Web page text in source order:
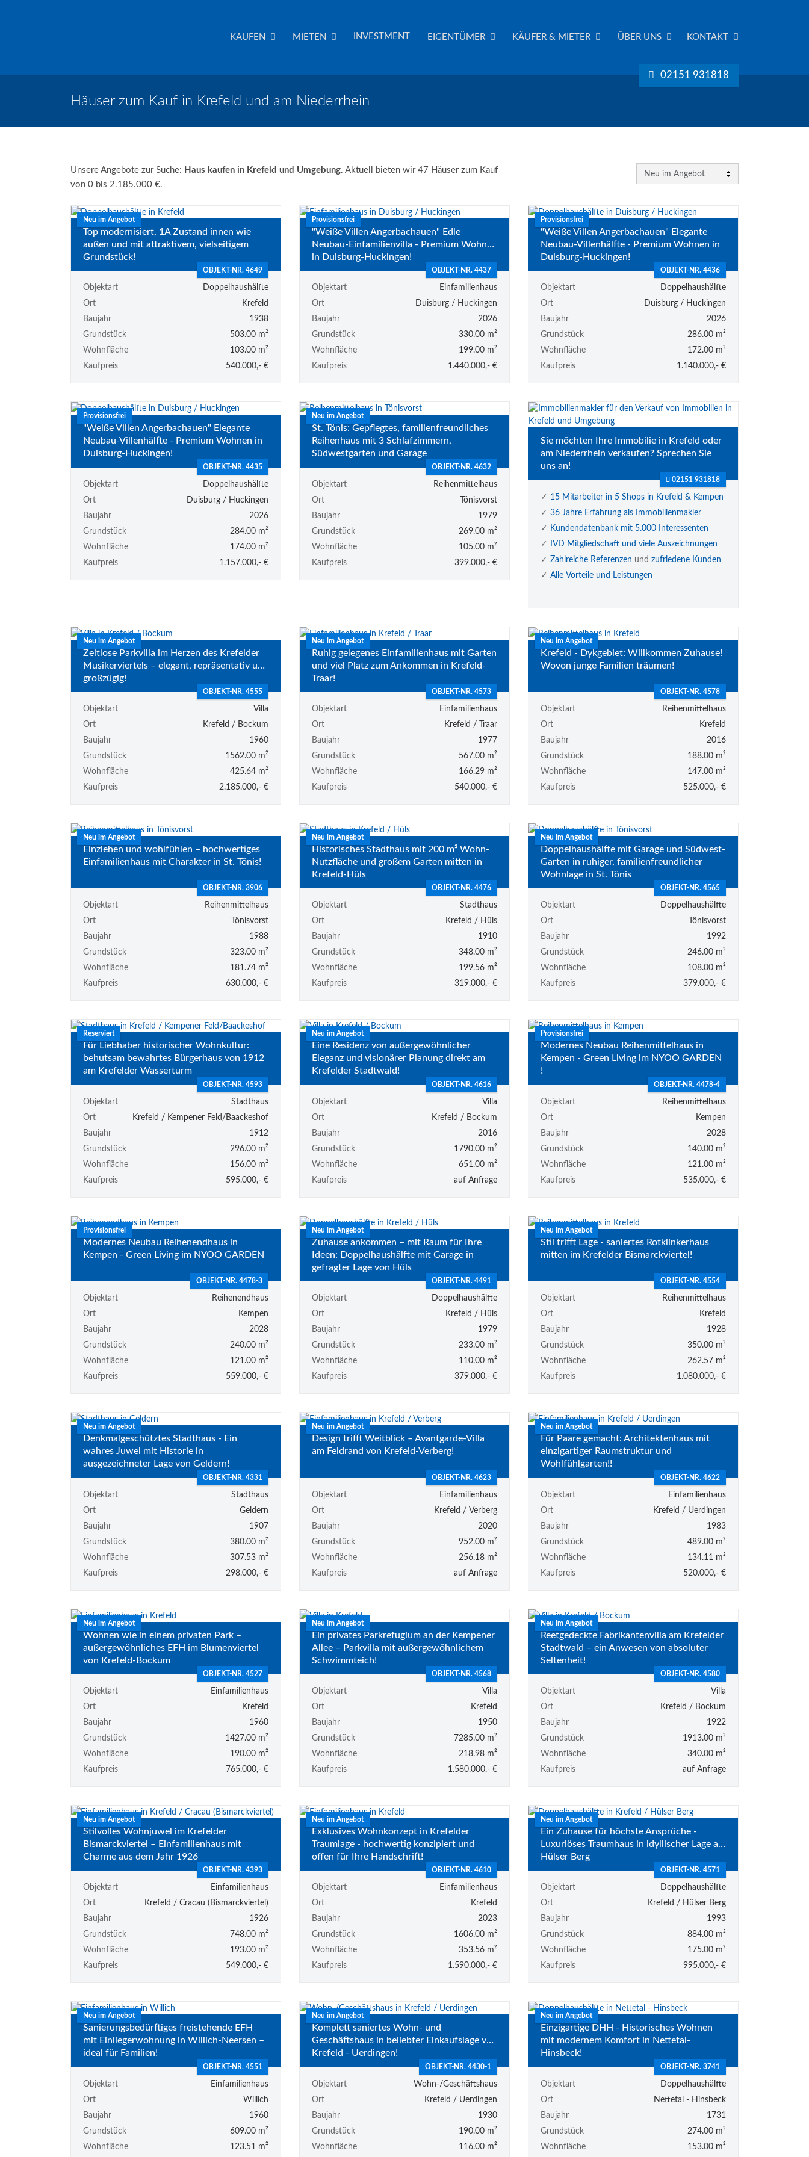
02151 931818
KAUFEN MIETEN INVESTMENT EIGENTÜMER KÄUFER & MIETER ÜBER UNS KONTAKT
Häuser zum Kauf in Krefeld und am Niederrhein
Unsere Angebote zur Suche: Haus kaufen in Krefeld und Umgebung. Aktuell bieten wir 47 Häuser zum Kauf
von 0 bis 2.185.000 €.
Neu im Angebot
Top modernisiert, 1A Zustand innen wie
außen und mit attraktivem, vielseitigem
Grundstück!
OBJEKT-NR. 4649
Objektart
Doppelhaushälfte
Ort
Krefeld
Baujahr
1938
Grundstück
503.00 m²
Wohnfläche
103.00 m²
Kaufpreis
540.000,- €
Provisionsfrei
"Weiße Villen Angerbachauen" Edle
Neubau-Einfamilienvilla - Premium Wohnen
in Duisburg-Huckingen!
OBJEKT-NR. 4437
Objektart
Einfamilienhaus
Ort
Duisburg / Huckingen
Baujahr
2026
Grundstück
330.00 m²
Wohnfläche
199.00 m²
Kaufpreis
1.440.000,- €
Provisionsfrei
"Weiße Villen Angerbachauen" Elegante
Neubau-Villenhälfte - Premium Wohnen in
Duisburg-Huckingen!
OBJEKT-NR. 4436
Objektart
Doppelhaushälfte
Ort
Duisburg / Huckingen
Baujahr
2026
Grundstück
286.00 m²
Wohnfläche
172.00 m²
Kaufpreis
1.140.000,- €
Provisionsfrei
"Weiße Villen Angerbachauen" Elegante
Neubau-Villenhälfte - Premium Wohnen in
Duisburg-Huckingen!
OBJEKT-NR. 4435
Objektart
Doppelhaushälfte
Ort
Duisburg / Huckingen
Baujahr
2026
Grundstück
284.00 m²
Wohnfläche
174.00 m²
Kaufpreis
1.157.000,- €
Neu im Angebot
St. Tönis: Gepflegtes, familienfreundliches
Reihenhaus mit 3 Schlafzimmern,
Südwestgarten und Garage
OBJEKT-NR. 4632
Objektart
Reihenmittelhaus
Ort
Tönisvorst
Baujahr
1979
Grundstück
269.00 m²
Wohnfläche
105.00 m²
Kaufpreis
399.000,- €
Sie möchten Ihre Immobilie in Krefeld oder
am Niederrhein verkaufen? Sprechen Sie
uns an!
02151 931818
✓ 15 Mitarbeiter in 5 Shops in Krefeld & Kempen
✓ 36 Jahre Erfahrung als Immobilienmakler
✓
Kundendatenbank mit 5.000 Interessenten
✓
IVD Mitgliedschaft und viele Auszeichnungen
✓ Zahlreiche Referenzen und zufriedene Kunden
✓ Alle Vorteile und Leistungen
Neu im Angebot
Zeitlose Parkvilla im Herzen des Krefelder
Musikerviertels – elegant, repräsentativ und
großzügig!
OBJEKT-NR. 4555
Objektart
Villa
Ort
Krefeld / Bockum
Baujahr
1960
Grundstück
1562.00 m²
Wohnfläche
425.64 m²
Kaufpreis
2.185.000,- €
Neu im Angebot
Ruhig gelegenes Einfamilienhaus mit Garten
und viel Platz zum Ankommen in Krefeld-
Traar!
OBJEKT-NR. 4573
Objektart
Einfamilienhaus
Ort
Krefeld / Traar
Baujahr
1977
Grundstück
567.00 m²
Wohnfläche
166.29 m²
Kaufpreis
540.000,- €
Neu im Angebot
Krefeld - Dykgebiet: Willkommen Zuhause!
Wovon junge Familien träumen!
OBJEKT-NR. 4578
Objektart
Reihenmittelhaus
Ort
Krefeld
Baujahr
2016
Grundstück
188.00 m²
Wohnfläche
147.00 m²
Kaufpreis
525.000,- €
Neu im Angebot
Einziehen und wohlfühlen – hochwertiges
Einfamilienhaus mit Charakter in St. Tönis!
OBJEKT-NR. 3906
Objektart
Reihenmittelhaus
Ort
Tönisvorst
Baujahr
1988
Grundstück
323.00 m²
Wohnfläche
181.74 m²
Kaufpreis
630.000,- €
Neu im Angebot
Historisches Stadthaus mit 200 m² Wohn-
Nutzfläche und großem Garten mitten in
Krefeld-Hüls
OBJEKT-NR. 4476
Objektart
Stadthaus
Ort
Krefeld / Hüls
Baujahr
1910
Grundstück
348.00 m²
Wohnfläche
199.56 m²
Kaufpreis
319.000,- €
Neu im Angebot
Doppelhaushälfte mit Garage und Südwest-
Garten in ruhiger, familienfreundlicher
Wohnlage in St. Tönis
OBJEKT-NR. 4565
Objektart
Doppelhaushälfte
Ort
Tönisvorst
Baujahr
1992
Grundstück
246.00 m²
Wohnfläche
108.00 m²
Kaufpreis
379.000,- €
Reserviert
Für Liebhaber historischer Wohnkultur:
behutsam bewahrtes Bürgerhaus von 1912
am Krefelder Wasserturm
OBJEKT-NR. 4593
Objektart
Stadthaus
Ort
Krefeld / Kempener Feld/Baackeshof
Baujahr
1912
Grundstück
296.00 m²
Wohnfläche
156.00 m²
Kaufpreis
595.000,- €
Neu im Angebot
Eine Residenz von außergewöhnlicher
Eleganz und visionärer Planung direkt am
Krefelder Stadtwald!
OBJEKT-NR. 4616
Objektart
Villa
Ort
Krefeld / Bockum
Baujahr
2016
Grundstück
1790.00 m²
Wohnfläche
651.00 m²
Kaufpreis
auf Anfrage
Provisionsfrei
Modernes Neubau Reihenmittelhaus in
Kempen - Green Living im NYOO GARDEN
!
OBJEKT-NR. 4478-4
Objektart
Reihenmittelhaus
Ort
Kempen
Baujahr
2028
Grundstück
140.00 m²
Wohnfläche
121.00 m²
Kaufpreis
535.000,- €
Provisionsfrei
Modernes Neubau Reihenendhaus in
Kempen - Green Living im NYOO GARDEN
OBJEKT-NR. 4478-3
Objektart
Reihenendhaus
Ort
Kempen
Baujahr
2028
Grundstück
240.00 m²
Wohnfläche
121.00 m²
Kaufpreis
559.000,- €
Neu im Angebot
Zuhause ankommen – mit Raum für Ihre
Ideen: Doppelhaushälfte mit Garage in
gefragter Lage von Hüls
OBJEKT-NR. 4491
Objektart
Doppelhaushälfte
Ort
Krefeld / Hüls
Baujahr
1979
Grundstück
233.00 m²
Wohnfläche
110.00 m²
Kaufpreis
379.000,- €
Neu im Angebot
Stil trifft Lage - saniertes Rotklinkerhaus
mitten im Krefelder Bismarckviertel!
OBJEKT-NR. 4554
Objektart
Reihenmittelhaus
Ort
Krefeld
Baujahr
1928
Grundstück
350.00 m²
Wohnfläche
262.57 m²
Kaufpreis
1.080.000,- €
Neu im Angebot
Denkmalgeschütztes Stadthaus - Ein
wahres Juwel mit Historie in
ausgezeichneter Lage von Geldern!
OBJEKT-NR. 4331
Objektart
Stadthaus
Ort
Geldern
Baujahr
1907
Grundstück
380.00 m²
Wohnfläche
307.53 m²
Kaufpreis
298.000,- €
Neu im Angebot
Design trifft Weitblick – Avantgarde-Villa
am Feldrand von Krefeld-Verberg!
OBJEKT-NR. 4623
Objektart
Einfamilienhaus
Ort
Krefeld / Verberg
Baujahr
2020
Grundstück
952.00 m²
Wohnfläche
256.18 m²
Kaufpreis
auf Anfrage
Neu im Angebot
Für Paare gemacht: Architektenhaus mit
einzigartiger Raumstruktur und
Wohlfühlgarten!!
OBJEKT-NR. 4622
Objektart
Einfamilienhaus
Ort
Krefeld / Uerdingen
Baujahr
1983
Grundstück
489.00 m²
Wohnfläche
134.11 m²
Kaufpreis
520.000,- €
Neu im Angebot
Wohnen wie in einem privaten Park –
außergewöhnliches EFH im Blumenviertel
von Krefeld-Bockum
OBJEKT-NR. 4527
Objektart
Einfamilienhaus
Ort
Krefeld
Baujahr
1960
Grundstück
1427.00 m²
Wohnfläche
190.00 m²
Kaufpreis
765.000,- €
Neu im Angebot
Ein privates Parkrefugium an der Kempener
Allee – Parkvilla mit außergewöhnlichem
Schwimmteich!
OBJEKT-NR. 4568
Objektart
Villa
Ort
Krefeld
Baujahr
1950
Grundstück
7285.00 m²
Wohnfläche
218.98 m²
Kaufpreis
1.580.000,- €
Neu im Angebot
Reetgedeckte Fabrikantenvilla am Krefelder
Stadtwald – ein Anwesen von absoluter
Seltenheit!
OBJEKT-NR. 4580
Objektart
Villa
Ort
Krefeld / Bockum
Baujahr
1922
Grundstück
1913.00 m²
Wohnfläche
340.00 m²
Kaufpreis
auf Anfrage
Neu im Angebot
Stilvolles Wohnjuwel im Krefelder
Bismarckviertel – Einfamilienhaus mit
Charme aus dem Jahr 1926
OBJEKT-NR. 4393
Objektart
Einfamilienhaus
Ort
Krefeld / Cracau (Bismarckviertel)
Baujahr
1926
Grundstück
748.00 m²
Wohnfläche
193.00 m²
Kaufpreis
549.000,- €
Neu im Angebot
Exklusives Wohnkonzept in Krefelder
Traumlage - hochwertig konzipiert und
offen für Ihre Handschrift!
OBJEKT-NR. 4610
Objektart
Einfamilienhaus
Ort
Krefeld
Baujahr
2023
Grundstück
1606.00 m²
Wohnfläche
353.56 m²
Kaufpreis
1.590.000,- €
Neu im Angebot
Ein Zuhause für höchste Ansprüche -
Luxuriöses Traumhaus in idyllischer Lage am
Hülser Berg
OBJEKT-NR. 4571
Objektart
Doppelhaushälfte
Ort
Krefeld / Hülser Berg
Baujahr
1993
Grundstück
884.00 m²
Wohnfläche
175.00 m²
Kaufpreis
995.000,- €
Neu im Angebot
Sanierungsbedürftiges freistehende EFH
mit Einliegerwohnung in Willich-Neersen –
ideal für Familien!
OBJEKT-NR. 4551
Objektart
Einfamilienhaus
Ort
Willich
Baujahr
1960
Grundstück
609.00 m²
Wohnfläche
123.51 m²
Neu im Angebot
Komplett saniertes Wohn- und
Geschäftshaus in beliebter Einkaufslage von
Krefeld - Uerdingen!
OBJEKT-NR. 4430-1
Objektart
Wohn-/Geschäftshaus
Ort
Krefeld / Uerdingen
Baujahr
1930
Grundstück
190.00 m²
Wohnfläche
116.00 m²
Neu im Angebot
Einzigartige DHH - Historisches Wohnen
mit modernem Komfort in Nettetal-
Hinsbeck!
OBJEKT-NR. 3741
Objektart
Doppelhaushälfte
Ort
Nettetal - Hinsbeck
Baujahr
1731
Grundstück
274.00 m²
Wohnfläche
153.00 m²